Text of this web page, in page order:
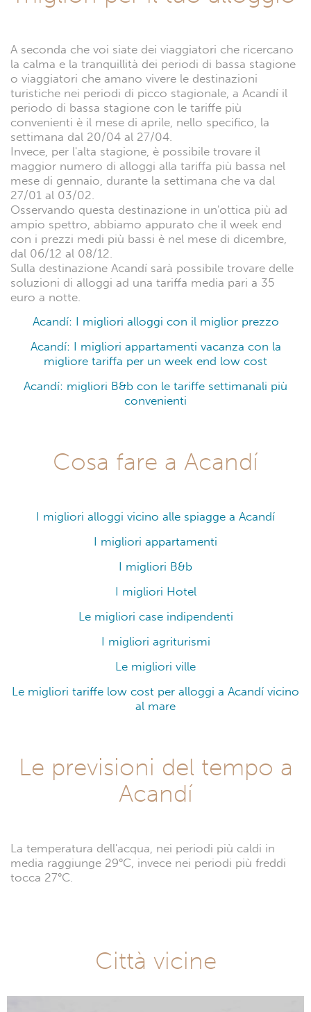
A seconda che voi siate dei viaggiatori che ricercano
la calma e la tranquillità dei periodi di bassa stagione
o viaggiatori che amano vivere le destinazioni
turistiche nei periodi di picco stagionale, a Acandí il
periodo di bassa stagione con le tariffe più
convenienti è il mese di aprile, nello specifico, la
settimana dal 20/04 al 27/04.
Invece, per l'alta stagione, è possibile trovare il
maggior numero di alloggi alla tariffa più bassa nel
mese di gennaio, durante la settimana che va dal
27/01 al 03/02.
Osservando questa destinazione in un'ottica più ad
ampio spettro, abbiamo appurato che il week end
con i prezzi medi più bassi è nel mese di dicembre,
dal 06/12 al 08/12.
Sulla destinazione Acandí sarà possibile trovare delle
soluzioni di alloggi ad una tariffa media pari a 35
euro a notte.
Acandí: I migliori alloggi con il miglior prezzo
Acandí: I migliori appartamenti vacanza con la
migliore tariffa per un week end low cost
Acandí: migliori B&b con le tariffe settimanali più
convenienti
Cosa fare a Acandí
I migliori alloggi vicino alle spiagge a Acandí
I migliori appartamenti
I migliori B&b
I migliori Hotel
Le migliori case indipendenti
I migliori agriturismi
Le migliori ville
Le migliori tariffe low cost per alloggi a Acandí vicino
al mare
Le previsioni del tempo a
Acandí
La temperatura dell'acqua, nei periodi più caldi in
media raggiunge 29°C, invece nei periodi più freddi
tocca 27°C.
Città vicine